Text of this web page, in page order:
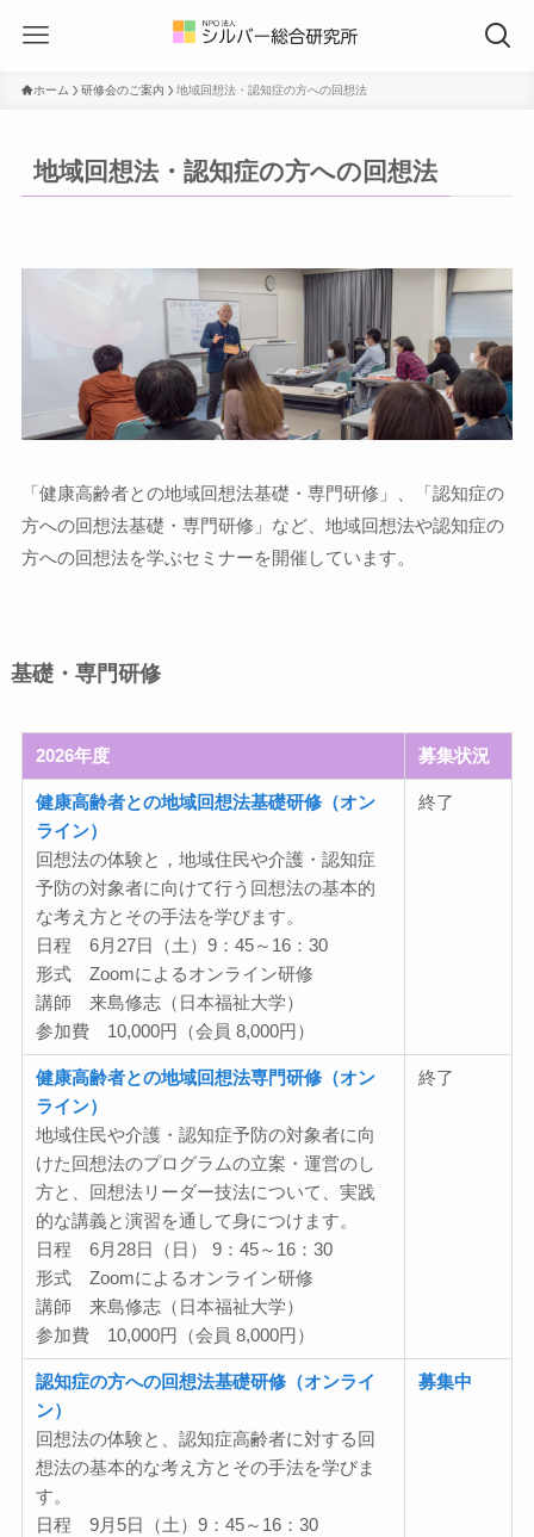
ホーム 研修会のご案内 地域回想法・認知症の方への回想法
地域回想法・認知症の方への回想法
「健康高齢者との地域回想法基礎・専門研修」、「認知症の
方への回想法基礎・専門研修」など、地域回想法や認知症の
方への回想法を学ぶセミナーを開催しています。
基礎・専門研修
2026年度 募集状況
健康高齢者との地域回想法基礎研修（オン
ライン）
回想法の体験と，地域住民や介護・認知症
予防の対象者に向けて行う回想法の基本的
な考え方とその手法を学びます。
日程 6月27日（土）9：45～16：30
形式 Zoomによるオンライン研修
講師 来島修志（日本福祉大学）
参加費 10,000円（会員 8,000円）
終了
健康高齢者との地域回想法専門研修（オン
ライン）
地域住民や介護・認知症予防の対象者に向
けた回想法のプログラムの立案・運営のし
方と、回想法リーダー技法について、実践
的な講義と演習を通して身につけます。
日程 6月28日（日） 9：45～16：30
形式 Zoomによるオンライン研修
講師 来島修志（日本福祉大学）
参加費 10,000円（会員 8,000円）
終了
認知症の方への回想法基礎研修（オンライ
ン）
回想法の体験と、認知症高齢者に対する回
想法の基本的な考え方とその手法を学びま
す。
日程 9月5日（土）9：45～16：30
募集中